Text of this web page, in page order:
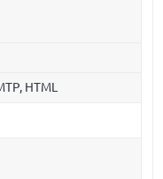
HTML